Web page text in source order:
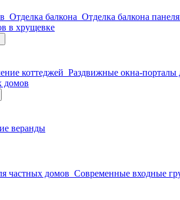
Отделка балкона Отделка балкона
в хрущевке
коттеджей Раздвижные окна-порталы
домов
веранды
частных домов Современные входные